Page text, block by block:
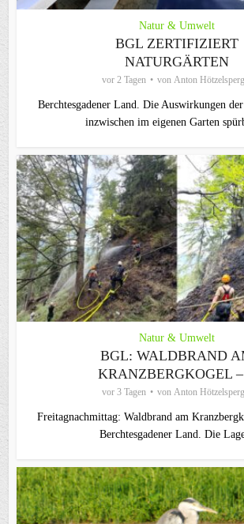
Natur & Umwelt
BGL ZERTIFIZIERT
NATURGÄRTEN
vor 2 Tagen von Anton
Berchtesgadener Land. Die Auswirkungen
inzwischen im eigenen Garten
Natur & Umwelt
BGL: WALDBRAND
KRANZBERGKOGEL
vor 3 Tagen von Anton
Freitagnachmittag: Waldbrand am
Berchtesgadener Land. Die